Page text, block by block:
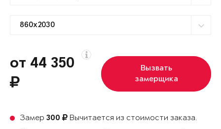
от 44 350
Вызвать
замерщика
Замер 300
Вычитается из стоимости заказа.